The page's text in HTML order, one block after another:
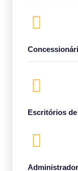
Escritórios